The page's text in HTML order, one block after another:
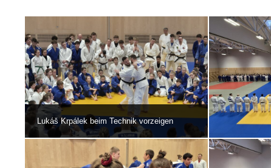
Lukáš Krpálek beim Technik vorzeigen